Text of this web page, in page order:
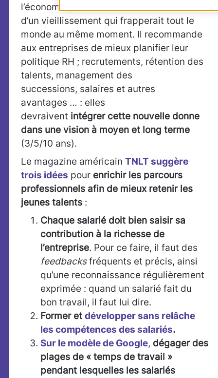
l’économie pourrait durement se ressentir
d’un vieillissement qui frapperait tout le
monde au même moment. Il recommande
aux entreprises de mieux planifier leur
politique RH ; recrutements, rétention des
talents, management des
successions, salaires et autres
avantages … : elles
devraivent intégrer cette nouvelle donne
dans une vision à moyen et long terme
(3/5/10 ans).
Le magazine américain TNLT suggère
trois idées pour enrichir les parcours
professionnels afin de mieux retenir les
jeunes talents :
Chaque salarié doit bien saisir sa
contribution à la richesse de
l’entreprise. Pour ce faire, il faut des
feedbacksfréquents et précis, ainsi
qu’une reconnaissance régulièrement
exprimée : quand un salarié fait du
bon travail, il faut lui dire.
Former et développer sans relâche
les compétences des salariés.
Sur le modèle de Google, dégager des
plages de « temps de travail »
pendant lesquelles les salariés